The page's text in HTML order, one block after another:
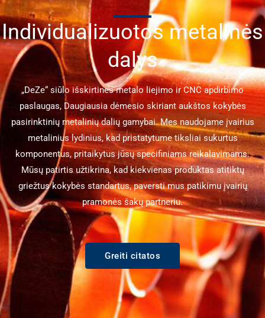
Individualizuotos metalinės
dalys
„DeZe“ siūlo išskirtines metalo liejimo ir CNC apdirbimo
paslaugas, Daugiausia dėmesio skiriant aukštos kokybės
pasirinktinių metalinių dalių gamybai. Mes naudojame įvairius
metalinius lydinius, kad pristatytume tiksliai sukurtus
komponentus, pritaikytus jūsų specifiniams reikalavimams.
Mūsų patirtis užtikrina, kad kiekvienas produktas atitiktų
griežtus kokybės standartus, paversti mus patikimu įvairių
pramonės šakų partneriu.
Greiti citatos